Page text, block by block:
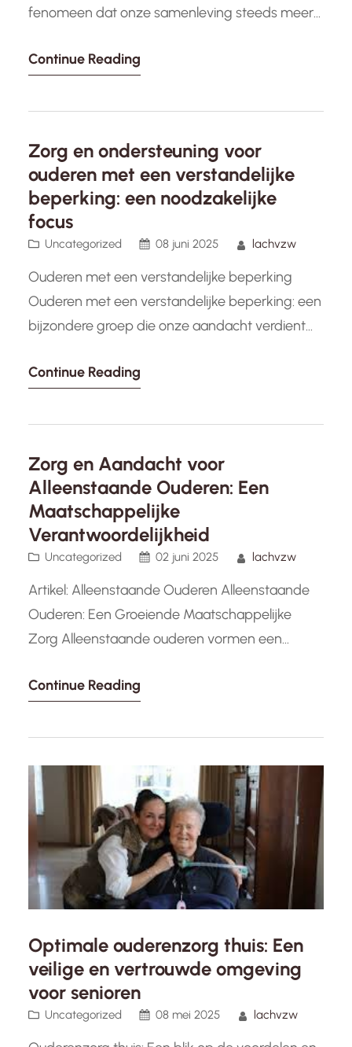
fenomeen dat onze samenleving steeds meer
vaak ondergewaardeerde groep in onze
richten op de waardevolle bijdragen die
zij met zich…
Continue Reading
Zorg en ondersteuning voor
ouderen met een verstandelijke
beperking: een noodzakelijke
focus
Uncategorized 08 juni 2025 lachvzw
Ouderen met een verstandelijke beperking
Ouderen met een verstandelijke beperking: een
bijzondere groep die onze aandacht verdient
vormen een speciale en vaak onderbelichte
verdient onze aandacht en zorg, omdat zij vaak
behoeften die speciale ondersteuning vereisen.
Veroudering…
Continue Reading
Zorg en Aandacht voor
Alleenstaande Ouderen: Een
Maatschappelijke
Verantwoordelijkheid
Uncategorized 02 juni 2025 lachvzw
Artikel: Alleenstaande Ouderen Alleenstaande
Ouderen: Een Groeiende Maatschappelijke
Zorg Alleenstaande ouderen vormen een
samenleving. Deze groep verdient onze
hebben met eenzaamheid en sociale isolatie.
alleenstaande ouderen specifieke behoeften
hebben die niet altijd worden vervuld.…
Continue Reading
Optimale ouderenzorg thuis: Een
veilige en vertrouwde omgeving
voor senioren
Uncategorized 08 mei 2025 lachvzw